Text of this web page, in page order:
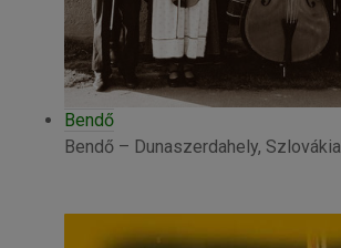
Bendő
Bendő – Dunaszerdahely, Szlovákia